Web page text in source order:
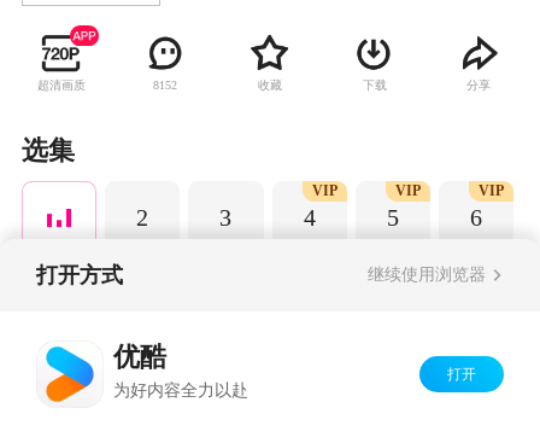
许青为生存狠辣前行。
超清画质 8152 收藏 下载 分享
选集
2 3 4
VIP
5
VIP
6
VIP
打开方式 继续使用浏览器
优酷
为好内容全力以赴
打开